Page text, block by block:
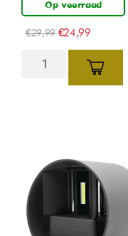
Op voorraad
€29,99 €24,99